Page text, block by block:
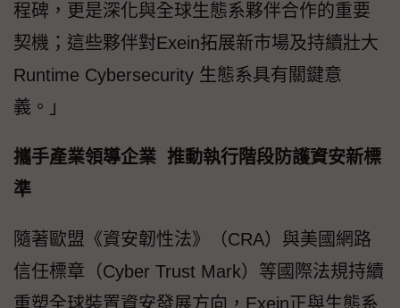
程碑，更是深化與全球生態系夥伴合作的重要
契機；這些夥伴對Exein拓展新市場及持續壯大
Runtime Cybersecurity 生態系具有關鍵意
義。」
攜手產業領導企業 推動執行階段防護資安新標
準
隨著歐盟《資安韌性法》（CRA）與美國網路
信任標章（Cyber Trust Mark）等國際法規持續
重塑全球裝置資安發展方向，Exein正與生態系